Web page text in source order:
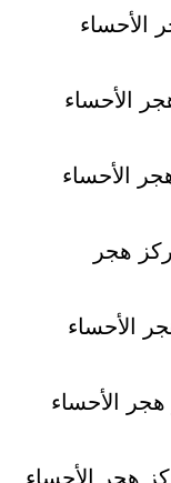
الأحساء
الأحساء
الأحساء
هجر
الأحساء
الأحساء
هجر الأحساء